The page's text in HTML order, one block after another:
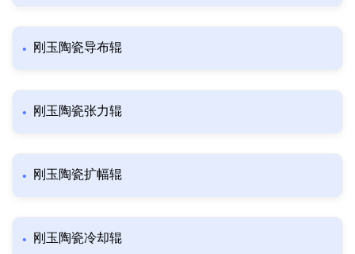
刚玉陶瓷导布辊
刚玉陶瓷张力辊
刚玉陶瓷扩幅辊
刚玉陶瓷冷却辊